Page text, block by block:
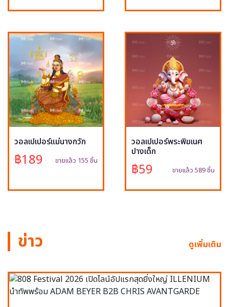
วอลเปเปอร์แม่นางกวัก
฿189 ขายแล้ว 155 ชิ้น
วอลเปเปอร์พระพิฆเนศ
ปางเด็ก
฿59 ขายแล้ว 589 ชิ้น
ข่าว ดูเพิ่มเติม